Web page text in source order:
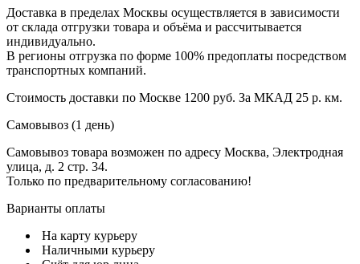
Доставка в пределах Москвы осуществляется в зависимости
от склада отгрузки товара и объёма и рассчитывается
индивидуально.
В регионы отгрузка по форме 100% предоплаты посредством
транспортных компаний.
Стоимость доставки по Москве 1200 руб. За МКАД 25 р. км.
Самовывоз (1 день)
Самовывоз товара возможен по адресу Москва, Электродная
улица, д. 2 стр. 34.
Только по предварительному согласованию!
Варианты оплаты
На карту курьеру
Наличными курьеру